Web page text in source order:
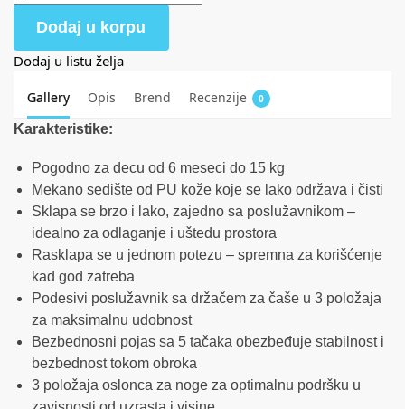
Dodaj u korpu
Dodaj u listu želja
Gallery Opis Brend Recenzije 0
Karakteristike:
Pogodno za decu od 6 meseci do 15 kg
Mekano sedište od PU kože koje se lako održava i čisti
Sklapa se brzo i lako, zajedno sa poslužavnikom –
idealno za odlaganje i uštedu prostora
Rasklapa se u jednom potezu – spremna za korišćenje
kad god zatreba
Podesivi poslužavnik sa držačem za čaše u 3 položaja
za maksimalnu udobnost
Bezbednosni pojas sa 5 tačaka obezbeđuje stabilnost i
bezbednost tokom obroka
3 položaja oslonca za noge za optimalnu podršku u